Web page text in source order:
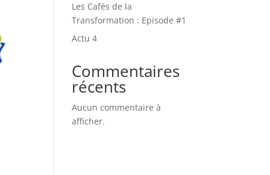
Les Cafés de la
Transformation : Episode #1
Actu 4
Commentaires
récents
Aucun commentaire à
afficher.